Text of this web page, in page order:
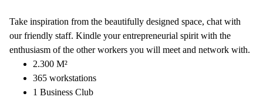
Take inspiration from the beautifully designed space, chat with
our friendly staff. Kindle your entrepreneurial spirit with the
enthusiasm of the other workers you will meet and network with.
2.300 M²
365 workstations
1 Business Club